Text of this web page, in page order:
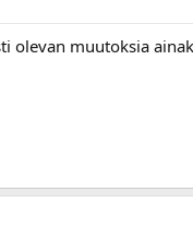
olevan muutoksia